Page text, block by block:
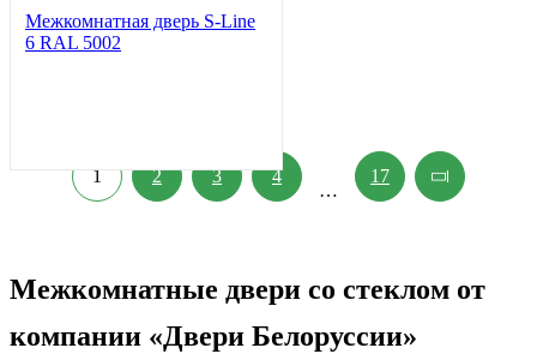
Межкомнатная дверь S-Line
6 RAL 5002
1 2 3 4
…
17
Межкомнатные двери со стеклом от
компании «Двери Белоруссии»